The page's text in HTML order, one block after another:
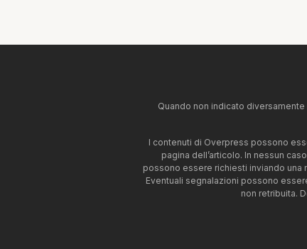
Quando non indicato
I contenuti di Overpress possono
pagina dell’articolo. In nessun
possono essere richiesti inviando una
Eventuali segnalazioni possono
non retribuita.